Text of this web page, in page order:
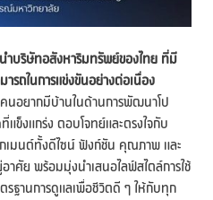
ำบริษัทอสังหาริมทรัพย์ของไทย ที่มี
รถในการแข่งขันอย่างต่อเนื่อง
อยากมีบ้านในด้านการพัฒนาโป
แข็งแกร่ง ตอบโจทย์และตรงใจกับ
เมนต์ทั้งดีไซน์ ฟังก์ชัน คุณภาพ และ
าศัย พร้อมมุ่งนำเสนอไลฟ์สไตล์การใช้
ฐานการดูแลเพื่อชีวิตดี ๆ ให้กับทุก